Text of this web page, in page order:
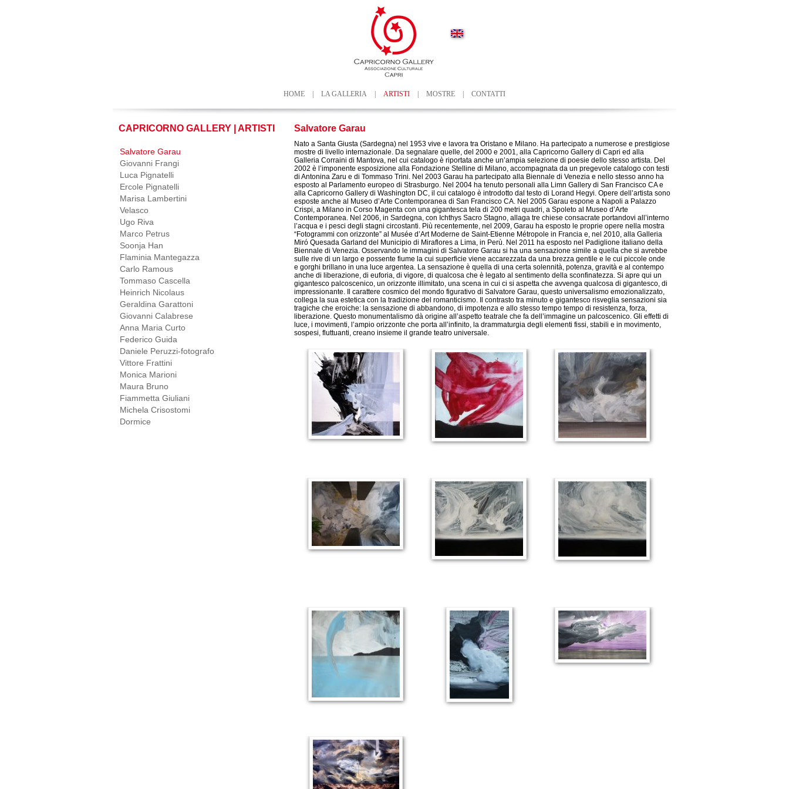
HOME LA GALLERIA ARTISTI MOSTRE CONTATTI
CAPRICORNO GALLERY | ARTISTI
Salvatore Garau
Giovanni Frangi
Luca Pignatelli
Ercole Pignatelli
Marisa Lambertini
Velasco
Ugo Riva
Marco Petrus
Soonja Han
Flaminia Mantegazza
Carlo Ramous
Tommaso Cascella
Heinrich Nicolaus
Geraldina Garattoni
Giovanni Calabrese
Anna Maria Curto
Federico Guida
Daniele Peruzzi-fotografo
Vittore Frattini
Monica Marioni
Maura Bruno
Fiammetta Giuliani
Michela Crisostomi
Dormice
Salvatore Garau
Nato a Santa Giusta (Sardegna) nel 1953 vive e lavora tra Oristano e Milano. Ha partecipato a numerose e prestigiose
mostre di livello internazionale. Da segnalare quelle, del 2000 e 2001, alla Capricorno Gallery di Capri ed alla
Galleria Corraini di Mantova, nel cui catalogo è riportata anche un’ampia selezione di poesie dello stesso artista. Del
2002 è l’imponente esposizione alla Fondazione Stelline di Milano, accompagnata da un pregevole catalogo con testi
di Antonina Zaru e di Tommaso Trini. Nel 2003 Garau ha partecipato alla Biennale di Venezia e nello stesso anno ha
esposto al Parlamento europeo di Strasburgo. Nel 2004 ha tenuto personali alla Limn Gallery di San Francisco CA e
alla Capricorno Gallery di Washington DC, il cui catalogo è introdotto dal testo di Lorand Hegyi. Opere dell’artista sono
esposte anche al Museo d’Arte Contemporanea di San Francisco CA. Nel 2005 Garau espone a Napoli a Palazzo
Crispi, a Milano in Corso Magenta con una gigantesca tela di 200 metri quadri, a Spoleto al Museo d’Arte
Contemporanea. Nel 2006, in Sardegna, con Ichthys Sacro Stagno, allaga tre chiese consacrate portandovi all’interno
l’acqua e i pesci degli stagni circostanti. Più recentemente, nel 2009, Garau ha esposto le proprie opere nella mostra
“Fotogrammi con orizzonte” al Musée d’Art Moderne de Saint-Etienne Métropole in Francia e, nel 2010, alla Galleria
Miró Quesada Garland del Municipio di Miraflores a Lima, in Perù. Nel 2011 ha esposto nel Padiglione italiano della
Biennale di Venezia. Osservando le immagini di Salvatore Garau si ha una sensazione simile a quella che si avrebbe
sulle rive di un largo e possente fiume la cui superficie viene accarezzata da una brezza gentile e le cui piccole onde
e gorghi brillano in una luce argentea. La sensazione è quella di una certa solennità, potenza, gravità e al contempo
anche di liberazione, di euforia, di vigore, di qualcosa che è legato al sentimento della sconfinatezza. Si apre qui un
gigantesco palcoscenico, un orizzonte illimitato, una scena in cui ci si aspetta che avvenga qualcosa di gigantesco, di
impressionante. Il carattere cosmico del mondo figurativo di Salvatore Garau, questo universalismo emozionalizzato,
collega la sua estetica con la tradizione del romanticismo. Il contrasto tra minuto e gigantesco risveglia sensazioni sia
tragiche che eroiche: la sensazione di abbandono, di impotenza e allo stesso tempo tempo di resistenza, forza,
liberazione. Questo monumentalismo dà origine all’aspetto teatrale che fa dell’immagine un palcoscenico. Gli effetti di
luce, i movimenti, l’ampio orizzonte che porta all’infinito, la drammaturgia degli elementi fissi, stabili e in movimento,
sospesi, fluttuanti, creano insieme il grande teatro universale.